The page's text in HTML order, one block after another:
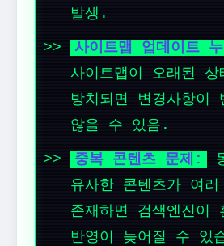
발생.
사이트맵 업데이트
사이트맵이 오래된 상
방치되면 변경사항이
않을 수 있음.
중복 콘텐츠 문제:
유사한 콘텐츠가 여러
존재하면 검색엔진이
반영이 늦어질 수 있